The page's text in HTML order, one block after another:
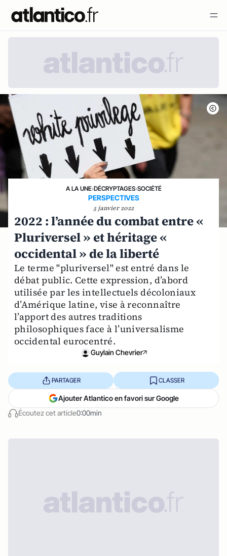
A LA UNE›DÉCRYPTAGES›SOCIÉTÉ
PERSPECTIVES
5 janvier 2022
2022 : l’année du combat entre «
Pluriversel » et héritage «
occidental » de la liberté
Le terme "pluriversel" est entré dans le
débat public. Cette expression, d’abord
utilisée par les intellectuels décoloniaux
d’Amérique latine, vise à reconnaître
l’apport des autres traditions
philosophiques face à l’universalisme
occidental eurocentré.
Guylain Chevrier
Écoutez cet article0:00min
PARTAGER CLASSER
Ajouter Atlantico en favori sur Google